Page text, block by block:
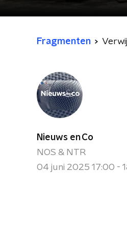
Fragmenten
Nieuws en Co
NOS & NTR
04 juni 2025 17:00 -